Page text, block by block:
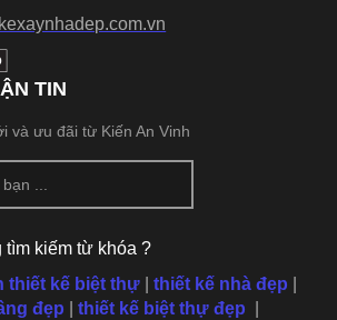
TIN
và ưu đãi từ Kiến An Vinh
tìm kiếm từ khóa ?
thiết kế biệt thự |thiết kế nhà đẹp
đẹp
thiết kế biệt thự đẹp